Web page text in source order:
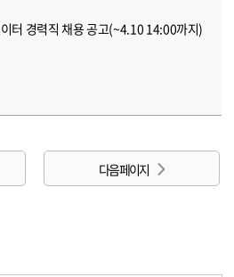
터 경력직 채용 공고(~4.10 14:00까지)
다음 페이지